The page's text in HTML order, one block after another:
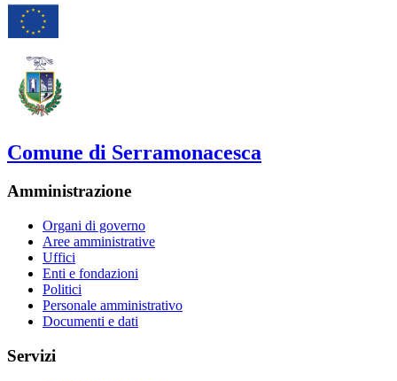
Comune di Serramonacesca
Amministrazione
Organi di governo
Aree amministrative
Uffici
Enti e fondazioni
Politici
Personale amministrativo
Documenti e dati
Servizi